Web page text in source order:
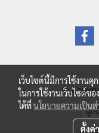
©
ผู้เ
เว็บไซต์นี้มีการใช้งาน
ในการใช้งานเว็บไซต์ข
ได้ที่นโยบายความเป็น
ตั้งค่